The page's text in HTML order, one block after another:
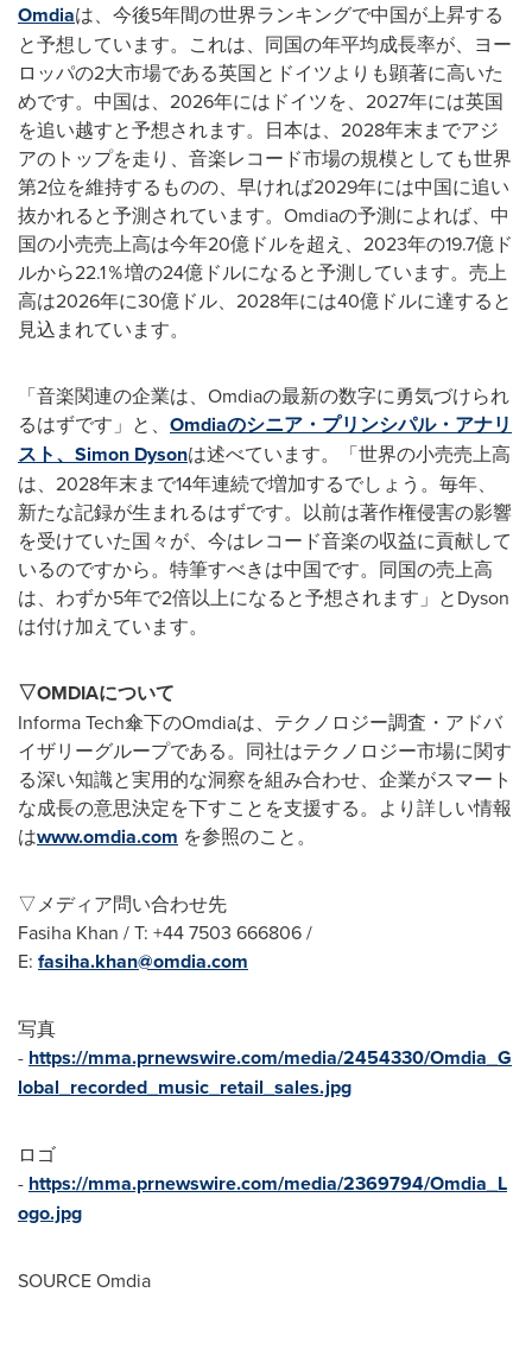
Omdiaは、今後5年間の世界ランキングで中国が上昇する
と予想しています。これは、同国の年平均成長率が、ヨー
ロッパの2大市場である英国とドイツよりも顕著に高いた
めです。中国は、2026年にはドイツを、2027年には英国
を追い越すと予想されます。日本は、2028年末までアジ
アのトップを走り、音楽レコード市場の規模としても世界
第2位を維持するものの、早ければ2029年には中国に追い
抜かれると予測されています。Omdiaの予測によれば、中
国の小売売上高は今年20億ドルを超え、2023年の19.7億ド
ルから22.1％増の24億ドルになると予測しています。売上
高は2026年に30億ドル、2028年には40億ドルに達すると
見込まれています。
「音楽関連の企業は、Omdiaの最新の数字に勇気づけられ
るはずです」と、 Omdiaのシニア・プリンシパル・アナリ
スト、Simon Dysonは述べています。「世界の小売売上高
は、2028年末まで14年連続で増加するでしょう。毎年、
新たな記録が生まれるはずです。以前は著作権侵害の影響
を受けていた国々が、今はレコード音楽の収益に貢献して
いるのですから。特筆すべきは中国です。同国の売上高
は、わずか5年で2倍以上になると予想されます」とDyson
は付け加えています。
▽OMDIAについて
Informa Tech傘下のOmdiaは、テクノロジー調査・アドバ
イザリーグループである。同社はテクノロジー市場に関す
る深い知識と実用的な洞察を組み合わせ、企業がスマート
な成長の意思決定を下すことを支援する。より詳しい情報
はwww.omdia.com を参照のこと。
▽メディア問い合わせ先
Fasiha Khan / T: +44 7503 666806 /
E: fasiha.khan@omdia.com
写真
- https://mma.prnewswire.com/media/2454330/Omdia_G
lobal_recorded_music_retail_sales.jpg
ロゴ
- https://mma.prnewswire.com/media/2369794/Omdia_L
ogo.jpg
SOURCE Omdia